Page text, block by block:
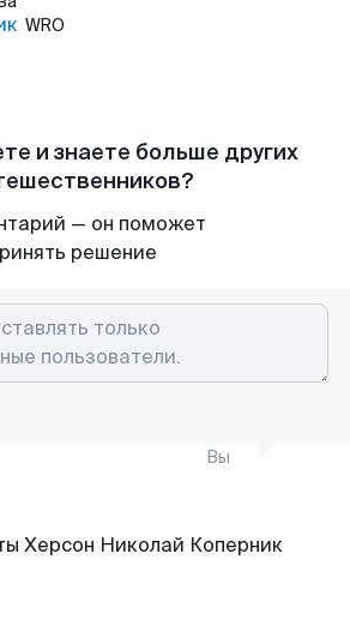
WRO
и знаете больше других
— он поможет
решение
Вы